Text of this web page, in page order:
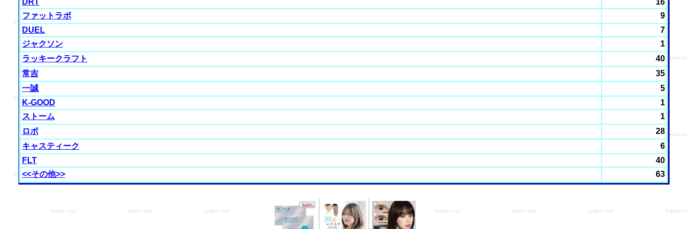
DRT
16
ファットラボ
9
DUEL
7
ジャクソン
1
ラッキークラフト
40
常吉
35
一誠
5
K-GOOD
1
ストーム
1
ロボ
28
キャスティーク
6
FLT
40
<<その他>>
63